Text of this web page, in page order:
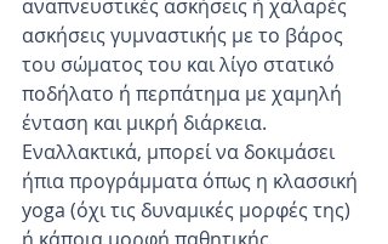
αναπνευστικές ασκήσεις ή χαλαρές
ασκήσεις γυμναστικής με το βάρος
του σώματος του και λίγο στατικό
ποδήλατο ή περπάτημα με χαμηλή
ένταση και μικρή διάρκεια.
Εναλλακτικά, μπορεί να δοκιμάσει
ήπια προγράμματα όπως η κλασσική
yoga (όχι τις δυναμικές μορφές της)